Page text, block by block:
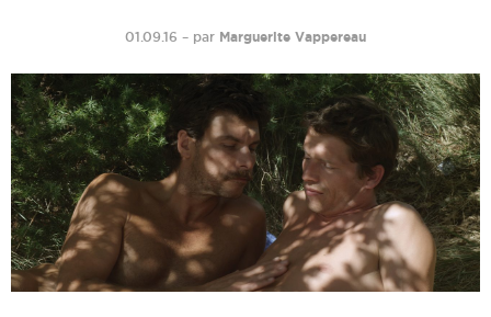
01.09.16 – par Marguerite Vappereau